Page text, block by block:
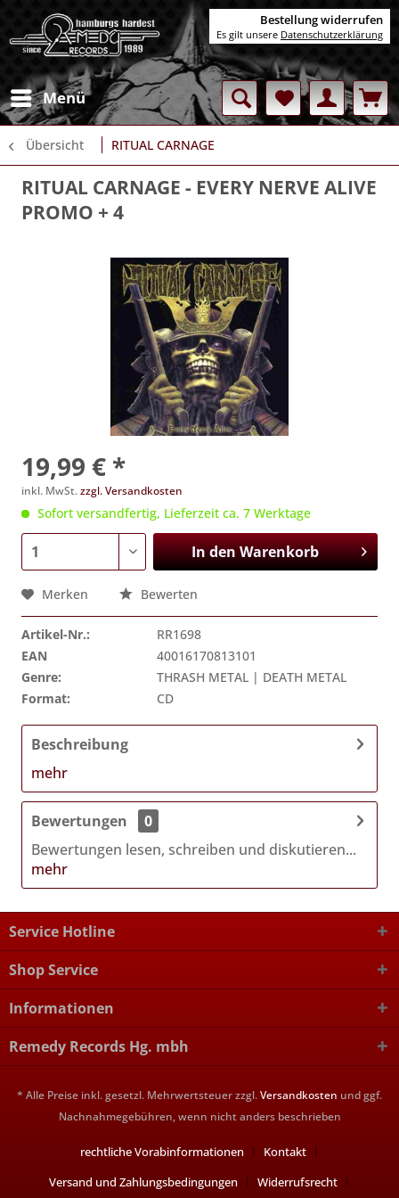
Menü
Übersicht RITUAL CARNAGE
RITUAL CARNAGE - EVERY NERVE ALIVE
PROMO + 4
19,99 € *
inkl. MwSt.zzgl. Versandkosten
Sofort versandfertig, Lieferzeit ca. 7 Werktage
In denWarenkorb
Merken Bewerten
Artikel-Nr.:
RR1698
EAN
40016170813101
Genre:
THRASH METAL | DEATH METAL
Format:
CD
Beschreibung
mehr
Bewertungen
0
Bewertungen lesen, schreiben und diskutieren...
mehr
Service Hotline
Shop Service
Informationen
Remedy Records Hg. mbh
* Alle Preise inkl. gesetzl. Mehrwertsteuer zzgl.Versandkosten und ggf.
Nachnahmegebühren, wenn nicht anders beschrieben
rechtliche Vorabinformationen
Kontakt
Versand und Zahlungsbedingungen
Widerrufsrecht
Bestellung widerrufen
Es gilt unsere Datenschutzerklärung